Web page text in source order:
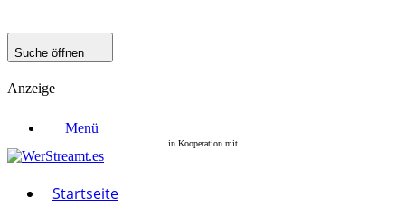
Suche öffnen
Anzeige
Menü
Startseite
Serien
Startseite